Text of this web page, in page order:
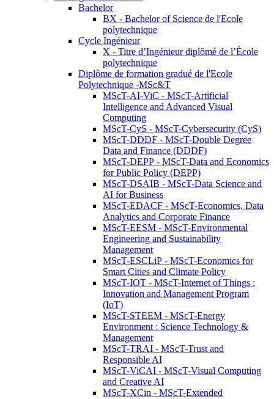
Bachelor
BX - Bachelor of Science de l'Ecole
polytechnique
Cycle Ingénieur
X - Titre d’Ingénieur diplômé de l’École
polytechnique
Diplôme de formation gradué de l'Ecole
Polytechnique -MSc&T
MScT-AI-ViC - MScT-Artificial
Intelligence and Advanced Visual
Computing
MScT-CyS - MScT-Cybersecurity (CyS)
MScT-DDDF - MScT-Double Degree
Data and Finance (DDDF)
MScT-DEPP - MScT-Data and Economics
for Public Policy (DEPP)
MScT-DSAIB - MScT-Data Science and
AI for Business
MScT-EDACF - MScT-Economics, Data
Analytics and Corporate Finance
MScT-EESM - MScT-Environmental
Engineering and Sustainability
Management
MScT-ESCLiP - MScT-Economics for
Smart Cities and Climate Policy
MScT-IOT - MScT-Internet of Things :
Innovation and Management Program
(IoT)
MScT-STEEM - MScT-Energy
Environment : Science Technology &
Management
MScT-TRAI - MScT-Trust and
Responsible AI
MScT-ViCAI - MScT-Visual Computing
and Creative AI
MScT-XCin - MScT-Extended